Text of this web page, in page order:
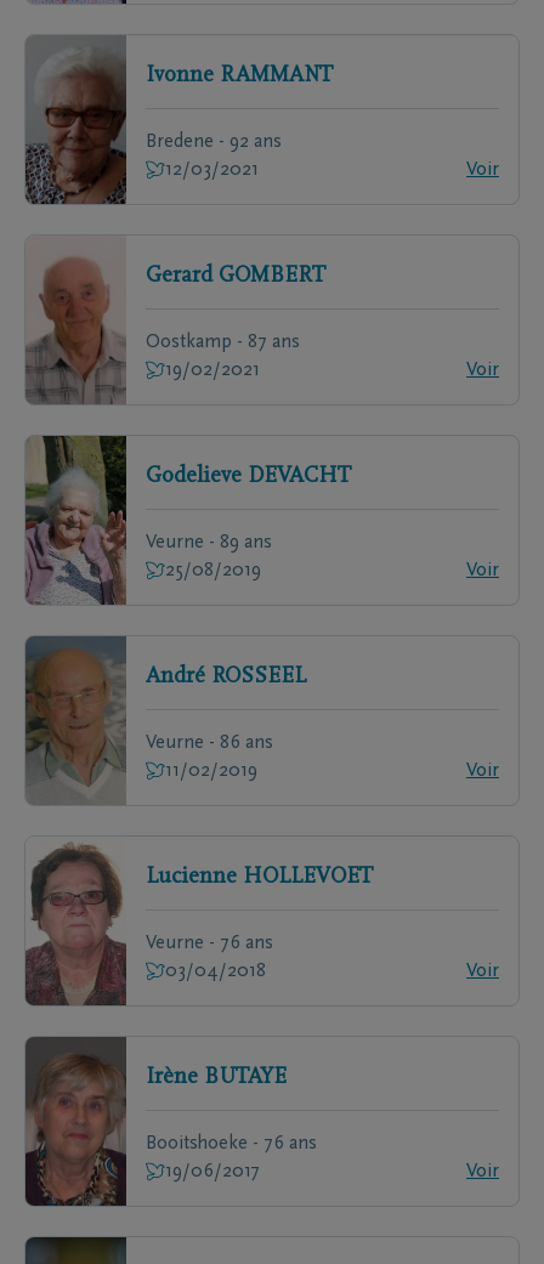
Ivonne RAMMANT
Bredene - 92 ans
12/03/2021
Voir
Gerard GOMBERT
Oostkamp - 87 ans
19/02/2021
Voir
Godelieve DEVACHT
Veurne - 89 ans
25/08/2019
Voir
André ROSSEEL
Veurne - 86 ans
11/02/2019
Voir
Lucienne HOLLEVOET
Veurne - 76 ans
03/04/2018
Voir
Irène BUTAYE
Booitshoeke - 76 ans
19/06/2017
Voir